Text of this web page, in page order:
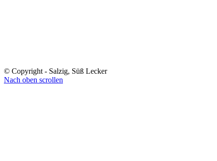
© Copyright - Salzig, Süß Lecker
Nach oben scrollen